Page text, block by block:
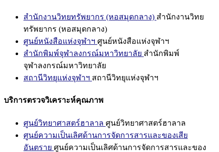
สำนักงานวิทยทรัพยากร (หอสมุดกลาง) สำนักงานวิทย
ทรัพยากร (หอสมุดกลาง)
ศูนย์หนังสือแห่งจุฬาฯ ศูนย์หนังสือแห่งจุฬาฯ
สำนักพิมพ์จุฬาลงกรณ์มหาวิทยาลัย สำนักพิมพ์
จุฬาลงกรณ์มหาวิทยาลัย
สถานีวิทยุแห่งจุฬาฯ สถานีวิทยุแห่งจุฬาฯ
บริการตรวจวิเคราะห์คุณภาพ
ศูนย์วิทยาศาสตร์ฮาลาล ศูนย์วิทยาศาสตร์ฮาลาล
ศูนย์ความเป็นเลิศด้านการจัดการสารและของเสีย
อันตราย ศูนย์ความเป็นเลิศด้านการจัดการสารและของ